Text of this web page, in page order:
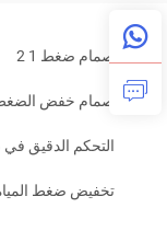
صمام ضغط 1 2
صمام خفض
التحكم الدقيق في
تخفيض ضغط